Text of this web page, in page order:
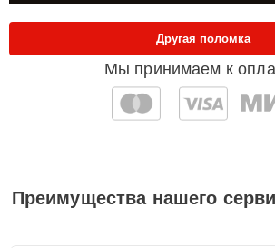
Мы принимаем к
Другая поломка
Преимущества нашего